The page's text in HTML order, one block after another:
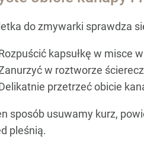
do zmywarki sprawdza
kapsułkę w misce
w roztworze
przetrzeć obicie
sposób usuwamy kurz,
pleśnią.